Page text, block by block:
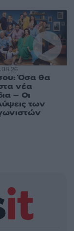
Όσα θα
νέα
– Οι
των